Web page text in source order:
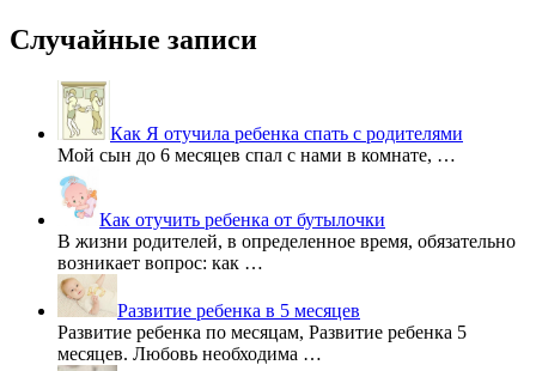
Случайные записи
Как Я отучила ребенка спать с родителями
Мой сын до 6 месяцев спал с нами в комнате, …
Как отучить ребенка от бутылочки
В жизни родителей, в определенное время, обязательно
возникает вопрос: как …
Развитие ребенка в 5 месяцев
Развитие ребенка по месяцам, Развитие ребенка 5
месяцев. Любовь необходима …